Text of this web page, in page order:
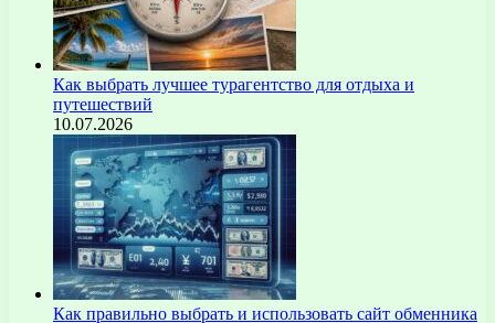
Как выбрать лучшее турагентство для отдыха и
путешествий
10.07.2026
Как правильно выбрать и использовать сайт обменника